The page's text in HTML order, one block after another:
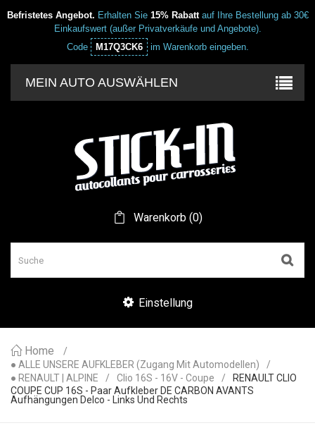
Befristetes Angebot. Erhalten Sie 15% Rabattauf Ihre Bestellung ab 30€
Einkaufswert (außer Privatverkäufe und Angebote).
Code
M17Q3CK6 im Warenkorb eingeben.
MEIN AUTO AUSWÄHLEN
Warenkorb(0)
Einstellung
Home
● ALLE UNSERE AUFKLEBER (Zugang Mit Automodellen)
● RENAULT | ALPINE
Clio 16S - 16V - Coupe
RENAULT CLIO
COUPE CUP 16S - Paar Aufkleber DE CARBON AVANTS
Aufhängungen Delco - Links Und Rechts